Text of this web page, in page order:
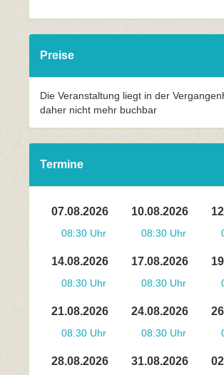
Preise
Die Veranstaltung liegt in der
daher nicht mehr buchbar
Termine
07.08.2026
08:30 Uhr
10.08.2026
08:30 Uhr
14.08.2026
08:30 Uhr
17.08.2026
08:30 Uhr
21.08.2026
08:30 Uhr
24.08.2026
08:30 Uhr
28.08.2026 31.08.2026